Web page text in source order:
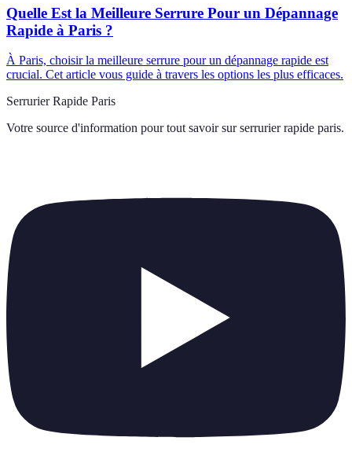
Quelle Est la Meilleure Serrure Pour un Dépannage
Rapide à Paris ?
À Paris, choisir la meilleure serrure pour un dépannage rapide est
crucial. Cet article vous guide à travers les options les plus efficaces.
Serrurier Rapide Paris
Votre source d'information pour tout savoir sur serrurier rapide paris.